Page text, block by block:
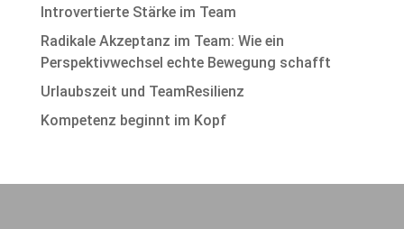
Introvertierte Stärke im Team
Radikale Akzeptanz im Team: Wie ein
Perspektivwechsel echte Bewegung schafft
Urlaubszeit und TeamResilienz
Kompetenz beginnt im Kopf